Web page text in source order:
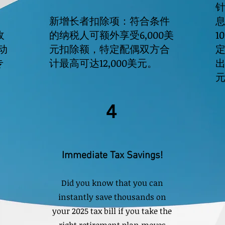
新增长者扣除项：符合条件
的纳税人可额外享受6,000美
元扣除额，特定配偶双方合
计最高可达12,000美元。
4
Immediate Tax Savings!
Did you know that you can
instantly save thousands on
your 2025 tax bill if you take the